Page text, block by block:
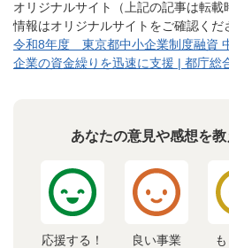
オリジナルサイト（上記の記事は転
情報はオリジナルサイトをご確認くだ
令和8年度 東京都中小企業制度融資
企業の資金繰りを迅速に支援 | 都庁総
あなたの意見や感想を教
応援する！ 良い事業